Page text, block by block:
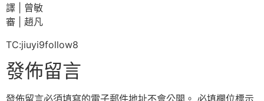
譯 | 曾敏
審 | 趙凡
TC:jiuyi9follow8
發佈留言